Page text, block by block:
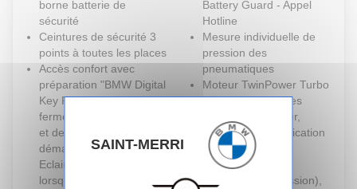
borne batterie de
sécurité
Ceintures de sécurité 3
points à toutes les places
Accès confort avec
préparation "BMW Digital
Key Plus" - Ouverture et
fermeture (des 4 portes
et de la malle) et
démarrage sans clé -
Eclairage d'accueil
lorsque le conducteur se
Battery Guard - Appel
Hotline
Mesure individuelle de
pression des
pneumatiques
Moteur TwinPower Turbo
essence 4 cylindres
Turbocompresseur,
Valvetronic (modification
de la profondeur
d'ouverture des
soupapes d'admission),
SAINT-MERRI